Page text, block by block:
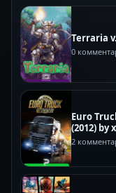
Terraria
0
Euro
(2012) by
2